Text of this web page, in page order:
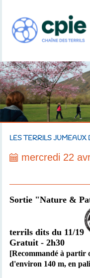
LES TERRILS
mercredi 22
Sortie "Nature &
terrils dits du 11/19
Gratuit - 2h30
[Recommandé à partir
d'environ 140 m, en